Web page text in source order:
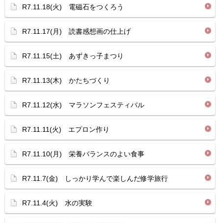
R7.11.18(火) 電磁石をつくろう
R7.11.17(月) 読書感想画の仕上げ
R7.11.15(土) あずきっ子まつり
R7.11.13(木) かたちづくり
R7.11.12(水) マラソンフェスティバル
R7.11.11(火) エプロン作り
R7.11.10(月) 栄養バランスのよい食事
R7.11.7(金) しっかり学んで楽しんだ修学旅行
R7.11.4(火) 水の実験